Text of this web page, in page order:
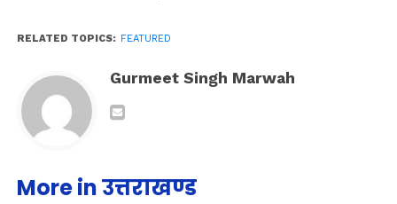
RELATED TOPICS: FEATURED
Gurmeet Singh Marwah
More in उत्तराखण्ड